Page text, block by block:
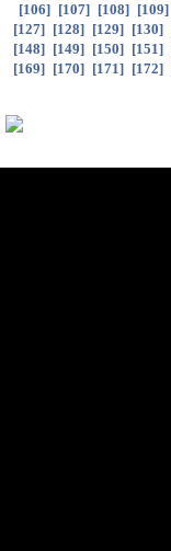
[106] [107] [108] [109]
[127] [128] [129] [130]
[148] [149] [150] [151]
[169] [170] [171] [172]